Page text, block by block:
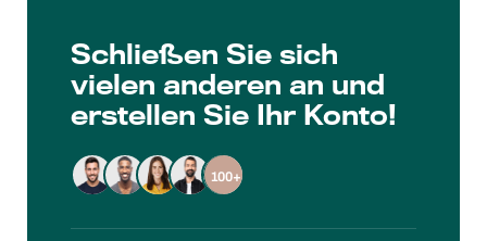
Schließen Sie sich
vielen anderen an und
erstellen Sie Ihr Konto!
100+